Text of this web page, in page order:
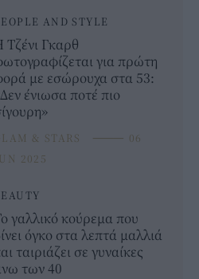
AND STYLE
Τζένι Γκαρθ
για πρώτη
με εσώρουχα στα 53:
ένιωσα ποτέ πιο
& STARS ⸻ 06
2025
γαλλικό κούρεμα που
όγκο στα λεπτά μαλλιά
ταιριάζει σε γυναίκες
των 40